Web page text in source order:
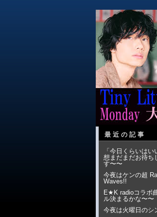
最近の記事
「今日くらいは
想まだまだお待ち
す〜〜
今夜はケンの超
Waves!!
E★K radioコラボ
ル決まるかな〜〜
今夜は火曜日のシ